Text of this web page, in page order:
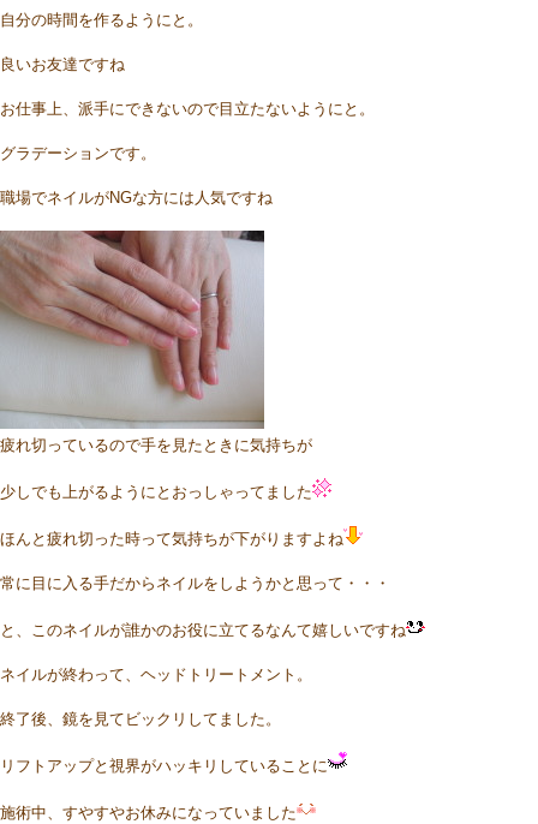
自分の時間を作るようにと。
良いお友達ですね
お仕事上、派手にできないので目立たないようにと。
グラデーションです。
職場でネイルがNGな方には人気ですね
疲れ切っているので手を見たときに気持ちが
少しでも上がるようにとおっしゃってました
ほんと疲れ切った時って気持ちが下がりますよね
常に目に入る手だからネイルをしようかと思って・・・
と、このネイルが誰かのお役に立てるなんて嬉しいですね
ネイルが終わって、ヘッドトリートメント。
終了後、鏡を見てビックリしてました。
リフトアップと視界がハッキリしていることに
施術中、すやすやお休みになっていました